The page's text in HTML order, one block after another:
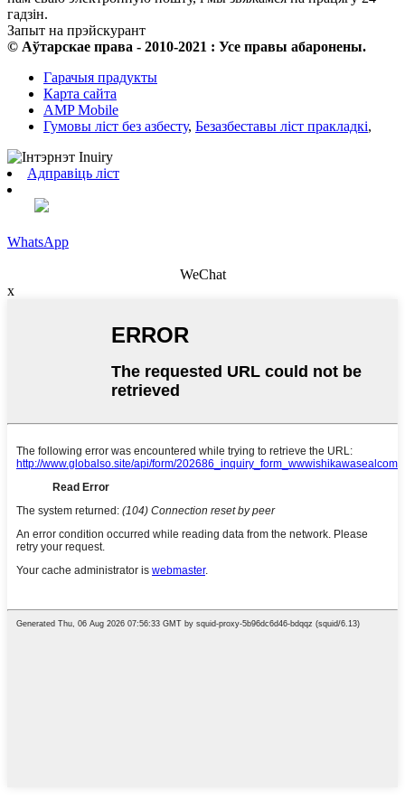
гадзін.
Запыт на прэйскурант
© Аўтарскае права - 2010-2021 : Усе правы абаронены.
Гарачыя прадукты
Карта сайта
AMP Mobile
Гумовы ліст без азбесту, Безазбеставы ліст пракладкі,
Адправіць ліст
WhatsApp
WeChat
x